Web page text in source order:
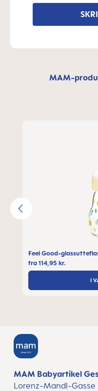
MAM-
Feel Good-
fra114,95 kr.
I
MAM Babyartikel
Lorenz-Mandl-Gasse